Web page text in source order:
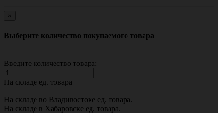
×
Выберите количество покупаемого товара
Введите количество товара:
На складе ед. товара.
На складе во Владивостоке ед. товара.
На складе в Хабаровске ед. товара.